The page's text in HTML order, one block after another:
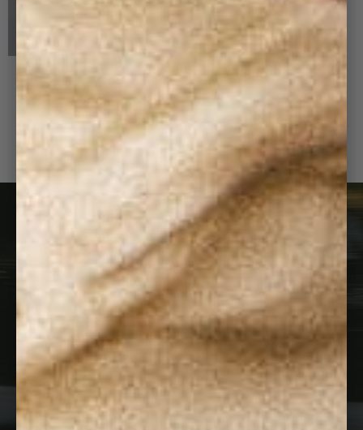
SAC BONNY SKY BLUE
+ 8
140,00 €